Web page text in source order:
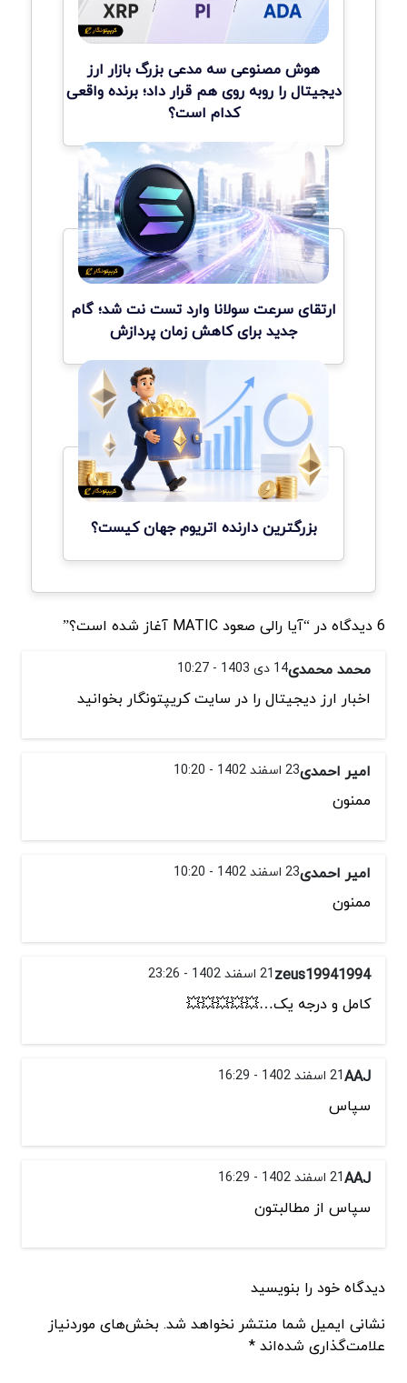
هوش مصنوعی سه مدعی بزرگ بازار ارز
دیجیتال را روبه روی هم قرار داد؛ برنده واقعی
کدام است؟
ارتقای سرعت سولانا وارد تست نت شد؛ گام
جدید برای کاهش زمان پردازش
بزرگترین دارنده اتریوم جهان کیست؟
6 دیدگاه در “آیا رالی صعود MATIC آغاز شده است؟”
محمد محمدی14 دی 1403 - 10:27
اخبار ارز دیجیتال را در سایت کریپتونگار بخوانید
امیر احمدی23 اسفند 1402 - 10:20
ممنون
امیر احمدی23 اسفند 1402 - 10:20
ممنون
zeus1994199421 اسفند 1402 - 23:26
کامل و درجه یک…💥💥💥💥💥
AAJ21 اسفند 1402 - 16:29
سپاس
AAJ21 اسفند 1402 - 16:29
سپاس از مطالبتون
دیدگاه خود را بنویسید
نشانی ایمیل شما منتشر نخواهد شد. بخش‌های موردنیاز
علامت‌گذاری شده‌اند *